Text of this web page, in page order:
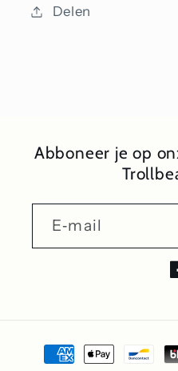
Delen
Abboneer je op
E‑mail
Betaalmethoden